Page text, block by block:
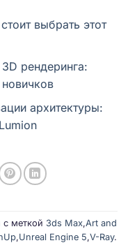
выбрать этот
рендеринга:
архитектуры:
с меткой 3ds Max,Art and
,Unreal Engine 5,V-Ray.